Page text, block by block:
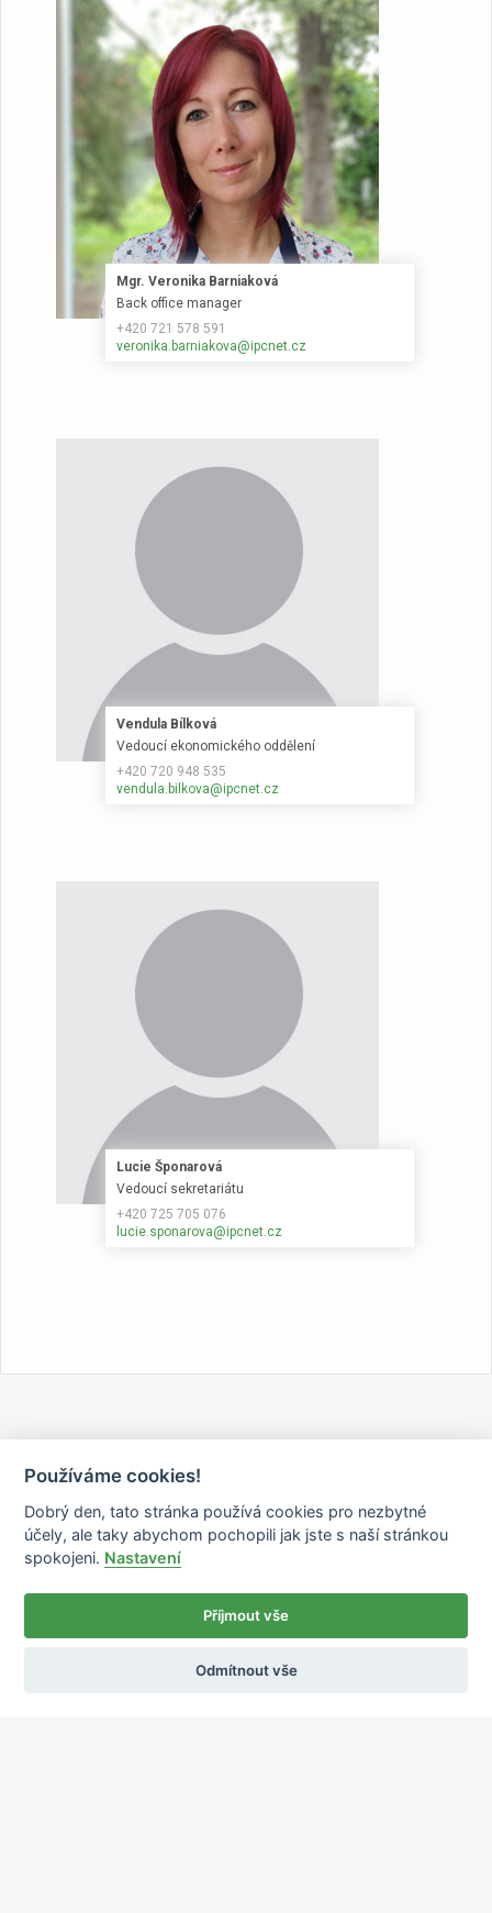
Mgr. Veronika Barniaková
Back office manager
+420 721 578 591
veronika.barniakova@ipcnet.cz
Vendula Bílková
Vedoucí ekonomického oddělení
+420 720 948 535
vendula.bilkova@ipcnet.cz
Lucie Šponarová
Vedoucí sekretariátu
+420 725 705 076
lucie.sponarova@ipcnet.cz
Používáme cookies!
Dobrý den, tato stránka používá cookies pro nezbytné
účely, ale taky abychom pochopili jak jste s naší stránkou
spokojeni. Nastavení
Příjmout vše
Odmítnout vše